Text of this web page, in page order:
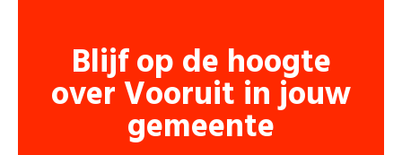
Blijf op de hoogte
over Vooruit in jouw
gemeente